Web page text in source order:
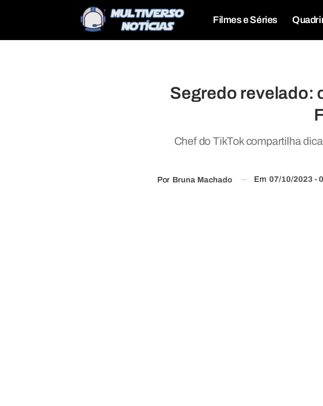
Filmes e Séries
Segredo revelado:
Chef do TikTok compartilha
Por Bruna Machado Em 07/10/2023 -